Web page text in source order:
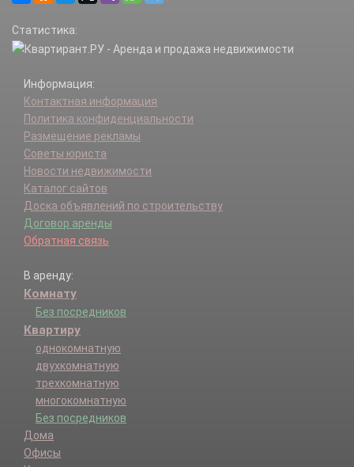
Статистика:
Информация:
Контактная информация
Политика конфиденциальности
Размещение рекламы
Советы юриста
Новости недвижимости
Каталог сайтов
Доска объявлений по строительству
Договор аренды
Обратная связь
В аренду:
Комнату
Без посредников
Квартиру
однокомнатную
двухкомнатную
трехкомнатную
многокомнатную
Без посредников
Дома
Офисы